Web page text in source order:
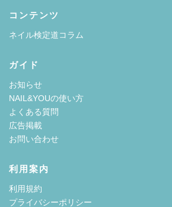
コンテンツ
ネイル検定道コラム
ガイド
お知らせ
NAIL&YOUの使い方
よくある質問
広告掲載
お問い合わせ
利用案内
利用規約
プライバシーポリシー